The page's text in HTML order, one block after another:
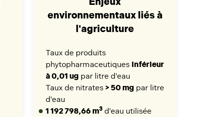
environnementaux liés à
l'agriculture
Taux de produits
phytopharmaceutiques inférieur
à 0,01 ug par litre d'eau
Taux de nitrates > 50 mg par litre
d'eau
1 192 798,66 m3 d'eau utilisée